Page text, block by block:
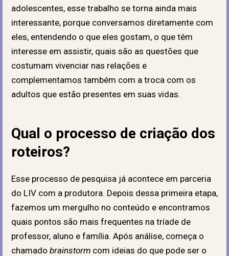
adolescentes, esse trabalho se torna ainda mais
interessante, porque conversamos diretamente com
eles, entendendo o que eles gostam, o que têm
interesse em assistir, quais são as questões que
costumam vivenciar nas relações e
complementamos também com a troca com os
adultos que estão presentes em suas vidas.
Qual o processo de criação dos
roteiros?
Esse processo de pesquisa já acontece em parceria
do LIV com a produtora. Depois dessa primeira etapa,
fazemos um mergulho no conteúdo e encontramos
quais pontos são mais frequentes na tríade de
professor, aluno e família. Após análise, começa o
chamado brainstorm com ideias do que pode ser o